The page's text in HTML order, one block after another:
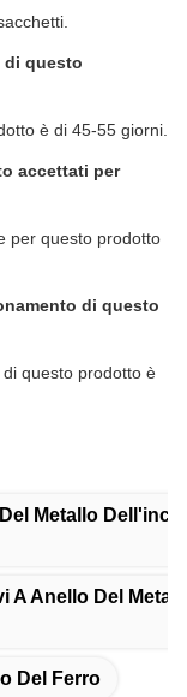
di questo
è di 45-55 giorni.
accettati per
per questo prodotto
di questo
questo prodotto è
Metallo
A Anello Del
Del Ferro